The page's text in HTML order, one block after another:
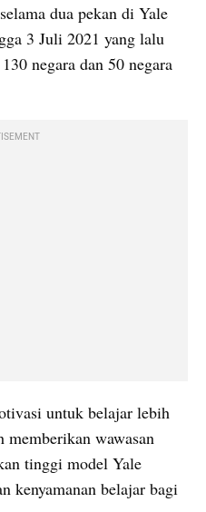
dua pekan di Yale
3 Juli 2021 yang lalu
negara dan 50 negara
untuk belajar lebih
wawasan
tinggi model Yale
kenyamanan belajar bagi